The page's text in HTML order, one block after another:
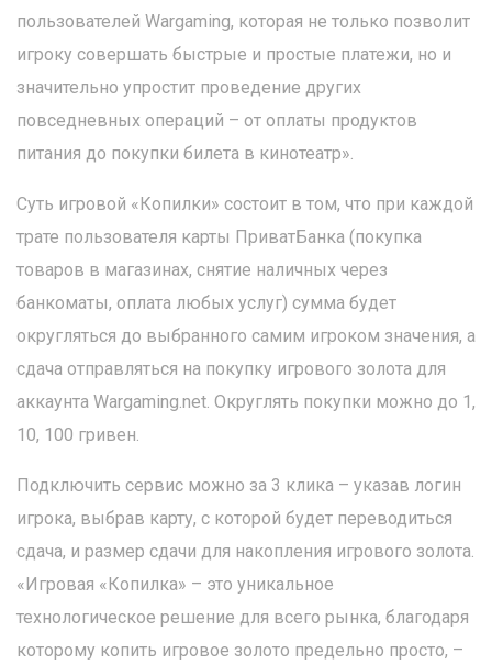
пользователей Wargaming, которая не только позволит
игроку совершать быстрые и простые платежи, но и
значительно упростит проведение других
повседневных операций – от оплаты продуктов
питания до покупки билета в кинотеатр».
Суть игровой «Копилки» состоит в том, что при каждой
трате пользователя карты ПриватБанка (покупка
товаров в магазинах, снятие наличных через
банкоматы, оплата любых услуг) сумма будет
округляться до выбранного самим игроком значения, а
сдача отправляться на покупку игрового золота для
аккаунта Wargaming.net. Округлять покупки можно до 1,
10, 100 гривен.
Подключить сервис можно за 3 клика – указав логин
игрока, выбрав карту, с которой будет переводиться
сдача, и размер сдачи для накопления игрового золота.
«Игровая «Копилка» – это уникальное
технологическое решение для всего рынка, благодаря
которому копить игровое золото предельно просто, –